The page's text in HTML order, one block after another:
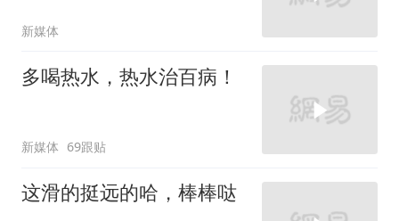
新媒体
多喝热水，热水治百病！
新媒体 69跟贴
这滑的挺远的哈，棒棒哒